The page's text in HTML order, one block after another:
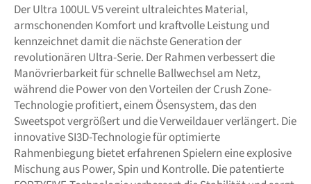
Der Ultra 100UL V5 vereint ultraleichtes Material,
armschonenden Komfort und kraftvolle Leistung und
kennzeichnet damit die nächste Generation der
revolutionären Ultra-Serie. Der Rahmen verbessert die
Manövrierbarkeit für schnelle Ballwechsel am Netz,
während die Power von den Vorteilen der Crush Zone-
Technologie profitiert, einem Ösensystem, das den
Sweetspot vergrößert und die Verweildauer verlängert. Die
innovative SI3D-Technologie für optimierte
Rahmenbiegung bietet erfahrenen Spielern eine explosive
Mischung aus Power, Spin und Kontrolle. Die patentierte